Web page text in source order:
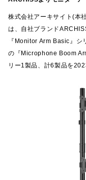
株式会社アーキサイト(本
は、自社ブランド
『Monitor Arm Basic』シ
の『Microphone Boom
リー1製品、計6製品を